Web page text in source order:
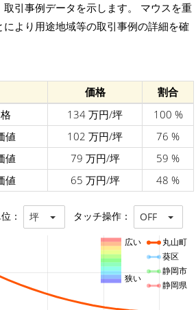
引事例データを示します。 マウスを重
より用途地域等の取引事例の詳細を確
価格
割合
134 万円/坪
100 %
値
102 万円/坪
76 %
値
79 万円/坪
59 %
値
65 万円/坪 48 %
： 坪 タッチ操作： OFF
丸山町
葵区
静岡市
静岡県
広い
狭い